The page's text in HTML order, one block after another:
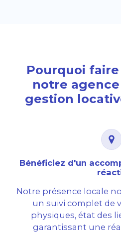
Pourquoi
notre
gestion
Bénéficiez d'un
Notre présence locale
un suivi complet de
physiques, état des
garantissant une